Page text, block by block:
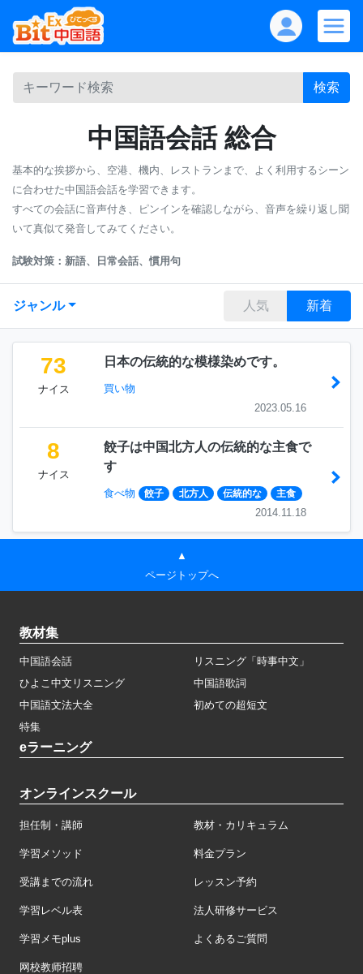
検索
中国語会話 総合
基本的な挨拶から、空港、機内、レストランまで、よく利用するシーン
に合わせた中国語会話を学習できます。
すべての会話に音声付き、ピンインを確認しながら、音声を繰り返し聞
いて真似て発音してみてください。
試験対策：新語、日常会話、慣用句
ジャンル 人気 新着
73
ナイス
日本の伝統的な模様染めです。
買い物
2023.05.16
8
ナイス
餃子は中国北方人の伝統的な主食で
す
食べ物 餃子 北方人 伝統的な 主食
2014.11.18
▲
ページトップへ
教材集
中国語会話
リスニング「時事中文」
ひよこ中文リスニング
中国語歌詞
中国語文法大全
初めての超短文
特集
eラーニング
オンラインスクール
担任制・講師 教材・カリキュラム
学習メソッド 料金プラン
受講までの流れ レッスン予約
学習レベル表 法人研修サービス
学習メモplus よくあるご質問
网校教师招聘